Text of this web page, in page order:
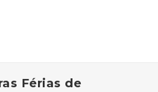
Férias de